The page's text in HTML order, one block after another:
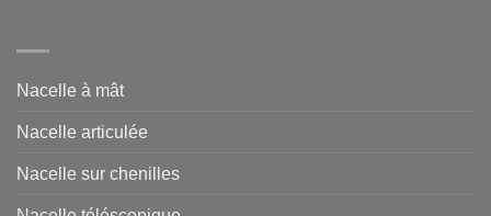
Nacelle à mât
Nacelle articulée
Nacelle sur chenilles